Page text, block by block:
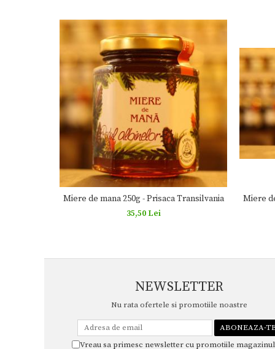
Miere de mana 250g - Prisaca Transilvania
35,50 Lei
Miere
NEWSLETTER
Nu rata ofertele si promotiile noastre
Vreau sa primesc newsletter cu promotiile